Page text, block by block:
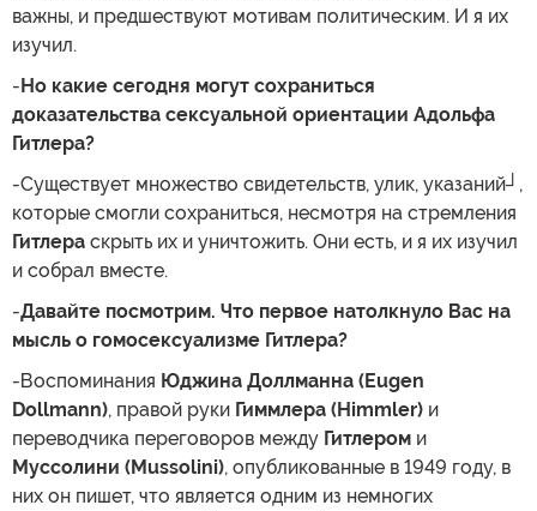
важны, и предшествуют мотивам политическим. И я их
изучил.
-Но какие сегодня могут сохраниться
доказательства сексуальной ориентации Адольфа
Гитлера?
-Существует множество свидетельств, улик, указаний┘,
которые смогли сохраниться, несмотря на стремления
Гитлера скрыть их и уничтожить. Они есть, и я их изучил
и собрал вместе.
-Давайте посмотрим. Что первое натолкнуло Вас на
мысль о гомосексуализме Гитлера?
-Воспоминания Юджина Доллманна (Eugen
Dollmann), правой руки Гиммлера (Himmler) и
переводчика переговоров между Гитлером и
Муссолини (Mussolini), опубликованные в 1949 году, в
них он пишет, что является одним из немногих